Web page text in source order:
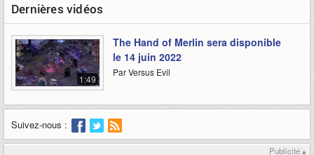
Dernières vidéos
1:49
The Hand of Merlin sera disponible
le 14 juin 2022
Par Versus Evil
Suivez-nous :
Publicité ▴